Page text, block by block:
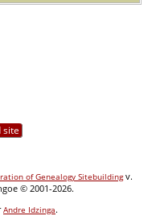
site
of Genealogy Sitebuildingv.
© 2001-2026.
Andre Idzinga.